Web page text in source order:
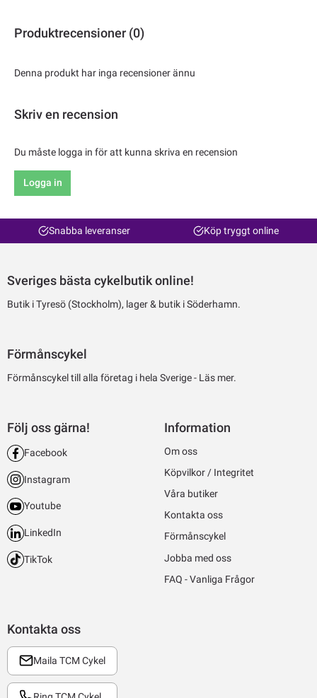
Produktrecensioner (0)
Denna produkt har inga recensioner ännu
Skriv en recension
Du måste logga in för att kunna skriva en recension
Logga in
Snabba leveranser Köp tryggt online
Sveriges bästa cykelbutik online!
Butik i Tyresö (Stockholm), lager & butik i Söderhamn.
Förmånscykel
Förmånscykel till alla företag i hela Sverige - Läs mer.
Kontakta oss
Maila TCM Cykel
Följ oss gärna!
Facebook
Instagram
Youtube
LinkedIn
TikTok
Information
Om oss
Köpvilkor / Integritet
Våra butiker
Kontakta oss
Förmånscykel
Jobba med oss
FAQ - Vanliga Frågor